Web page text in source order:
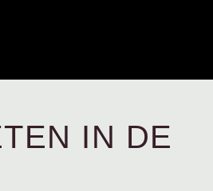
IN DE